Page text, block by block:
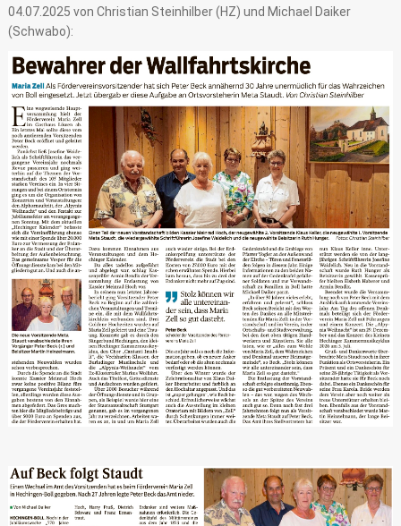
04.07.2025 von Christian Steinhilber (HZ) und Michael Daiker
(Schwabo):